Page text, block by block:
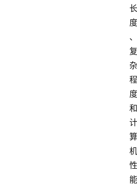
长
度
、
复
杂
程
度
和
计
算
机
性
能